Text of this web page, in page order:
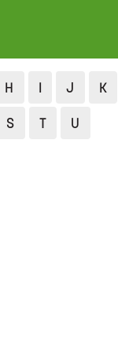
H I J
K
S T
U